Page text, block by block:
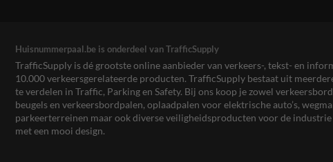
Huisnummerpaal.be is onderdeel van TrafficSupply
TrafficSupply is dé grootste online aanbieder van verkeers-, tekst- en
10.000 verkeersgerelateerde producten. TrafficSupply bestaat uit
te verdelen in Traffic, Parking en Safety. Bij ons koop je zowel
beugels en verkeersbordpalen, oplaadpalen voor elektrische auto’s,
parkeerterreinen maar ook diverse veiligheidsproducten voor de
met een mooi design.